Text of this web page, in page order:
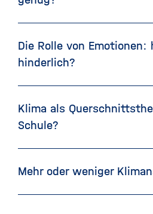
Die Rolle von
hinderlich?
Klima als
Schule?
Mehr oder weniger